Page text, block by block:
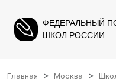
ФЕДЕРАЛЬНЫЙ
ШКОЛ РОССИИ
Главная Москва